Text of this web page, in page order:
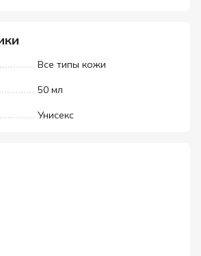
Все типы кожи
50 мл
Унисекс